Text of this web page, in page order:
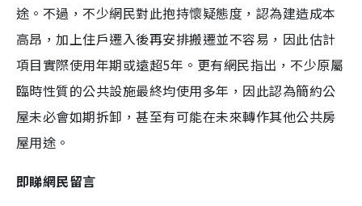
途。不過，不少網民對此抱持懷疑態度，認為建造成本
高昂，加上住戶遷入後再安排搬遷並不容易，因此估計
項目實際使用年期或遠超5年。更有網民指出，不少原屬
臨時性質的公共設施最終均使用多年，因此認為簡約公
屋未必會如期拆卸，甚至有可能在未來轉作其他公共房
屋用途。
即睇網民留言